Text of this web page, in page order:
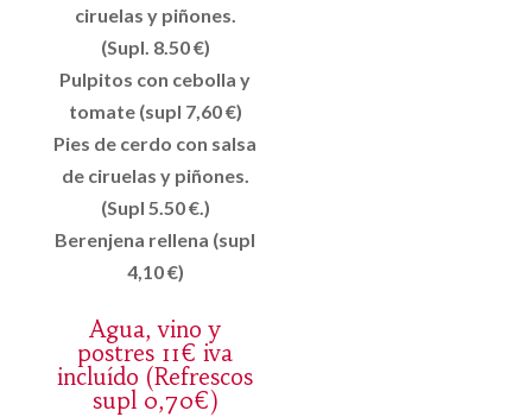
ciruelas y piñones.
(Supl. 8.50 €)
Pulpitos con cebolla y
tomate (supl 7,60 €)
Pies de cerdo con salsa
de ciruelas y piñones.
(Supl 5.50 €.)
Berenjena rellena (supl
4,10 €)
Agua, vino y
postres 11€ iva
incluído (Refrescos
supl 0,70€)